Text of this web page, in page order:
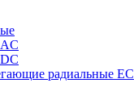
радиальные EC